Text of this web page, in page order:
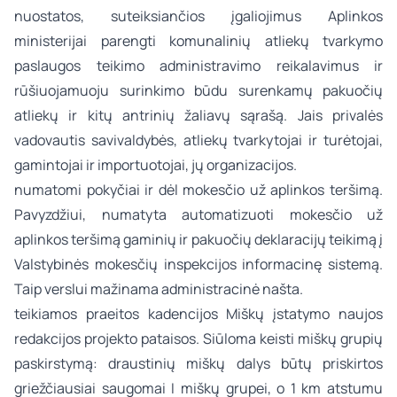
nuostatos, suteiksiančios įgaliojimus Aplinkos
ministerijai parengti komunalinių atliekų tvarkymo
paslaugos teikimo administravimo reikalavimus ir
rūšiuojamuoju surinkimo būdu surenkamų pakuočių
atliekų ir kitų antrinių žaliavų sąrašą. Jais privalės
vadovautis savivaldybės, atliekų tvarkytojai ir turėtojai,
gamintojai ir importuotojai, jų organizacijos.
numatomi pokyčiai ir dėl mokesčio už aplinkos teršimą.
Pavyzdžiui, numatyta automatizuoti mokesčio už
aplinkos teršimą gaminių ir pakuočių deklaracijų teikimą į
Valstybinės mokesčių inspekcijos informacinę sistemą.
Taip verslui mažinama administracinė našta.
teikiamos praeitos kadencijos Miškų įstatymo naujos
redakcijos projekto pataisos. Siūloma keisti miškų grupių
paskirstymą: draustinių miškų dalys būtų priskirtos
griežčiausiai saugomai I miškų grupei, o 1 km atstumu